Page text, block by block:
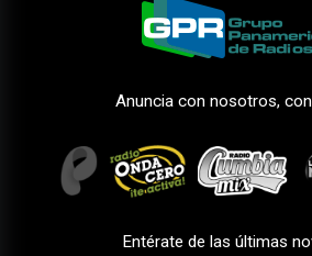
Anuncia con nosotros,
Entérate de las últimas